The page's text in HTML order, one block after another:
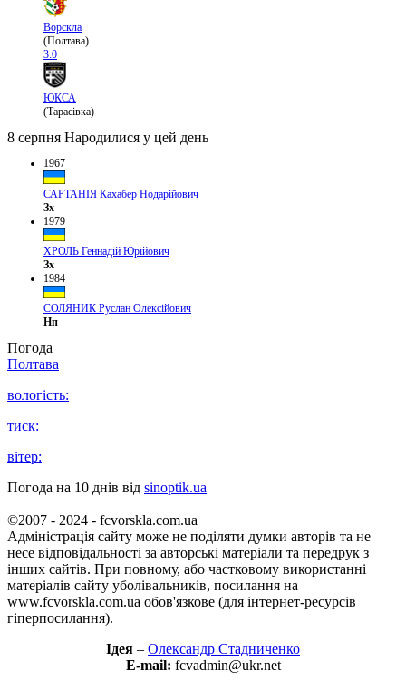
Ворскла
(Полтава)
3:0
ЮКСА
(Тарасівка)
8 серпня Народилися у цей день
1967
САРТАНІЯ Кахабер Нодарійович
Зх
1979
ХРОЛЬ Геннадій Юрійович
Зх
1984
СОЛЯНИК Руслан Олексійович
Нп
Погода
Полтава
вологість:
тиск:
вітер:
Погода на 10 днів від sinoptik.ua
©2007 - 2024 - fcvorskla.com.ua
Адміністрація сайту може не поділяти думки авторів та не
несе відповідальності за авторські матеріали та передрук з
інших сайтів. При повному, або частковому використанні
матеріалів сайту уболівальників, посилання на
www.fcvorskla.com.ua обов'язкове (для інтернет-ресурсів
гіперпосилання).
Ідея – Олександр Стадниченко
E-mail: fcvadmin@ukr.net